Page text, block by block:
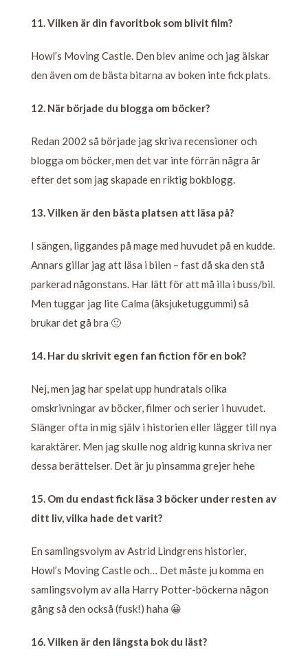
11. Vilken är din favoritbok som blivit film?
Howl’s Moving Castle. Den blev anime och jag älskar
den även om de bästa bitarna av boken inte fick plats.
12. När började du blogga om böcker?
Redan 2002 så började jag skriva recensioner och
blogga om böcker, men det var inte förrän några år
efter det som jag skapade en riktig bokblogg.
13. Vilken är den bästa platsen att läsa på?
I sängen, liggandes på mage med huvudet på en kudde.
Annars gillar jag att läsa i bilen – fast då ska den stå
parkerad någonstans. Har lätt för att må illa i buss/bil.
Men tuggar jag lite Calma (åksjuketuggummi) så
brukar det gå bra 🙂
14. Har du skrivit egen fan fiction för en bok?
Nej, men jag har spelat upp hundratals olika
omskrivningar av böcker, filmer och serier i huvudet.
Slänger ofta in mig själv i historien eller lägger till nya
karaktärer. Men jag skulle nog aldrig kunna skriva ner
dessa berättelser. Det är ju pinsamma grejer hehe
15. Om du endast fick läsa 3 böcker under resten av
ditt liv, vilka hade det varit?
En samlingsvolym av Astrid Lindgrens historier,
Howl’s Moving Castle och… Det måste ju komma en
samlingsvolym av alla Harry Potter-böckerna någon
gång så den också (fusk!) haha 😀
16. Vilken är den längsta bok du läst?